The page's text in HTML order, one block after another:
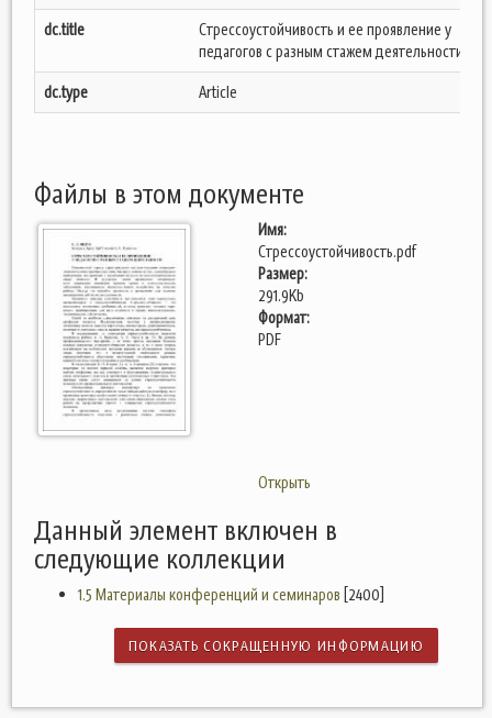
dc.title
Стрессоустойчивость и ее проявление у
педагогов с разным стажем деятельности
dc.type
Article
Файлы в этом документе
Имя:
Стрессоустойчивость.pdf
Размер:
291.9Kb
Формат:
PDF
Открыть
Данный элемент включен в
следующие коллекции
1.5 Материалы конференций и семинаров [2400]
ПОКАЗАТЬ СОКРАЩЕННУЮ ИНФОРМАЦИЮ